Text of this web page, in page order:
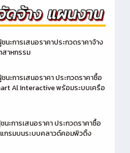
ะการเสนอราคาประกวดราคาจ้าง
าหกรรม
ะการเสนอราคา ประกวดราคาซื้อ
Al Interactive พร้อมระบบเครือ
ะการเสนอราคา ประกวดราคาซื้อ
รมบนระบบคลาวด์คอมพิวดิ้ง